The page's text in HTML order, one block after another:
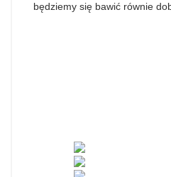
będziemy się bawić równie